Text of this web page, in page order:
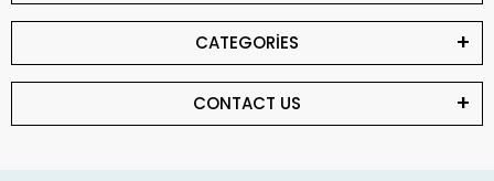
CATEGORİES
CONTACT US